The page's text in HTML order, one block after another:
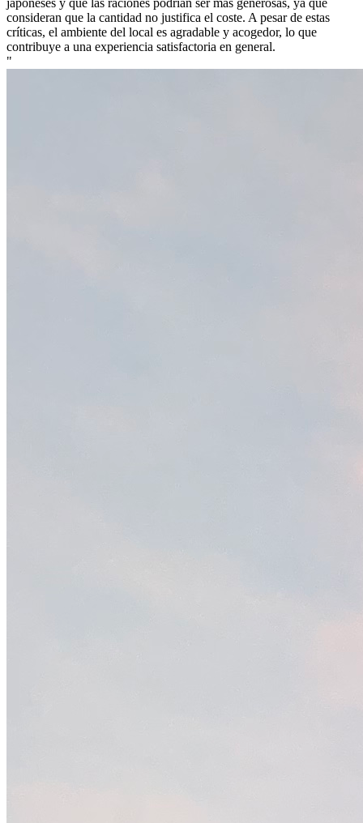
consideran que la cantidad no justifica el coste. A pesar de estas
críticas, el ambiente del local es agradable y acogedor, lo que
contribuye a una experiencia satisfactoria en general.
"